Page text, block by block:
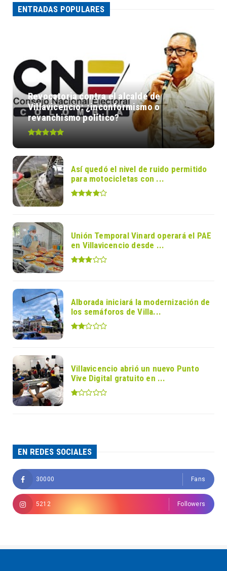
ENTRADAS POPULARES
Revocatoria contra el alcalde de
Villavicencio: ¿inconformismo o
revanchismo político?
Así quedó el nivel de ruido permitido
para motocicletas con ...
Unión Temporal Vinard operará el PAE
en Villavicencio desde ...
Alborada iniciará la modernización de
los semáforos de Villa...
Villavicencio abrió un nuevo Punto
Vive Digital gratuito en ...
EN REDES SOCIALES
30000 Fans
5212 Followers